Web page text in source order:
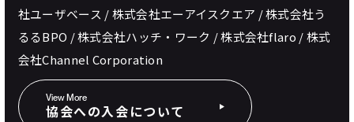
社ユーザベース / 株式会社エーアイスクエア / 株式会社う
るるBPO / 株式会社ハッチ・ワーク / 株式会社flaro / 株式
会社Channel Corporation
View More
協会への入会について